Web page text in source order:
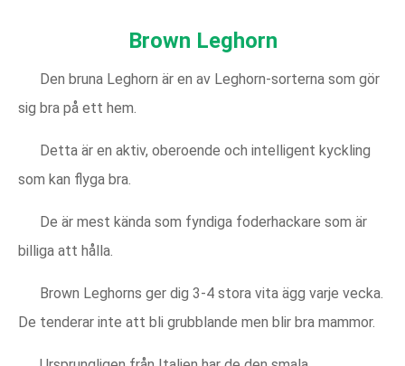
Brown Leghorn
Den bruna Leghorn är en av Leghorn-sorterna som gör
sig bra på ett hem.
Detta är en aktiv, oberoende och intelligent kyckling
som kan flyga bra.
De är mest kända som fyndiga foderhackare som är
billiga att hålla.
Brown Leghorns ger dig 3-4 stora vita ägg varje vecka.
De tenderar inte att bli grubblande men blir bra mammor.